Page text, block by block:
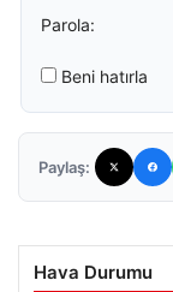
Parola:
Beni hatırla
Paylaş:
Hava Durumu